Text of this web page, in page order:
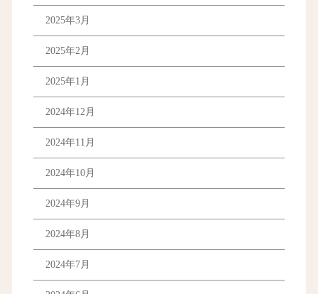
2025年3月
2025年2月
2025年1月
2024年12月
2024年11月
2024年10月
2024年9月
2024年8月
2024年7月